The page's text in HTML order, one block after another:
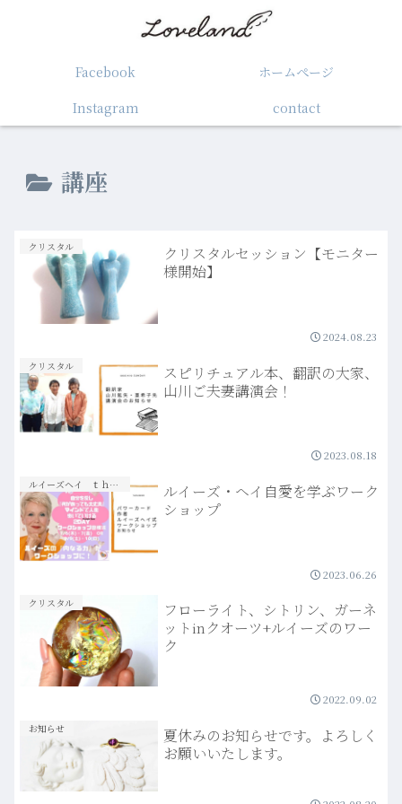
Facebook
ホームぺージ
Instagram
contact
講座
クリスタル
クリスタルセッション【モニター
様開始】
2024.08.23
クリスタル
スピリチュアル本、翻訳の大家、
山川ご夫妻講演会！
2023.08.18
ルイーズヘイ ｔｈｅ ｐｏｗｅｒ ｉｓ ｗｉｔｈｉｎ ｙｏｕ
ルイーズ・ヘイ自愛を学ぶワーク
ショップ
2023.06.26
クリスタル
フローライト、シトリン、ガーネ
ットinクオーツ+ルイーズのワー
ク
2022.09.02
お知らせ
夏休みのお知らせです。よろしく
お願いいたします。